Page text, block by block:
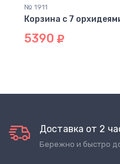
№ 1911
Корзина с 7
5390
Доставка от 2
Бережно и быстро